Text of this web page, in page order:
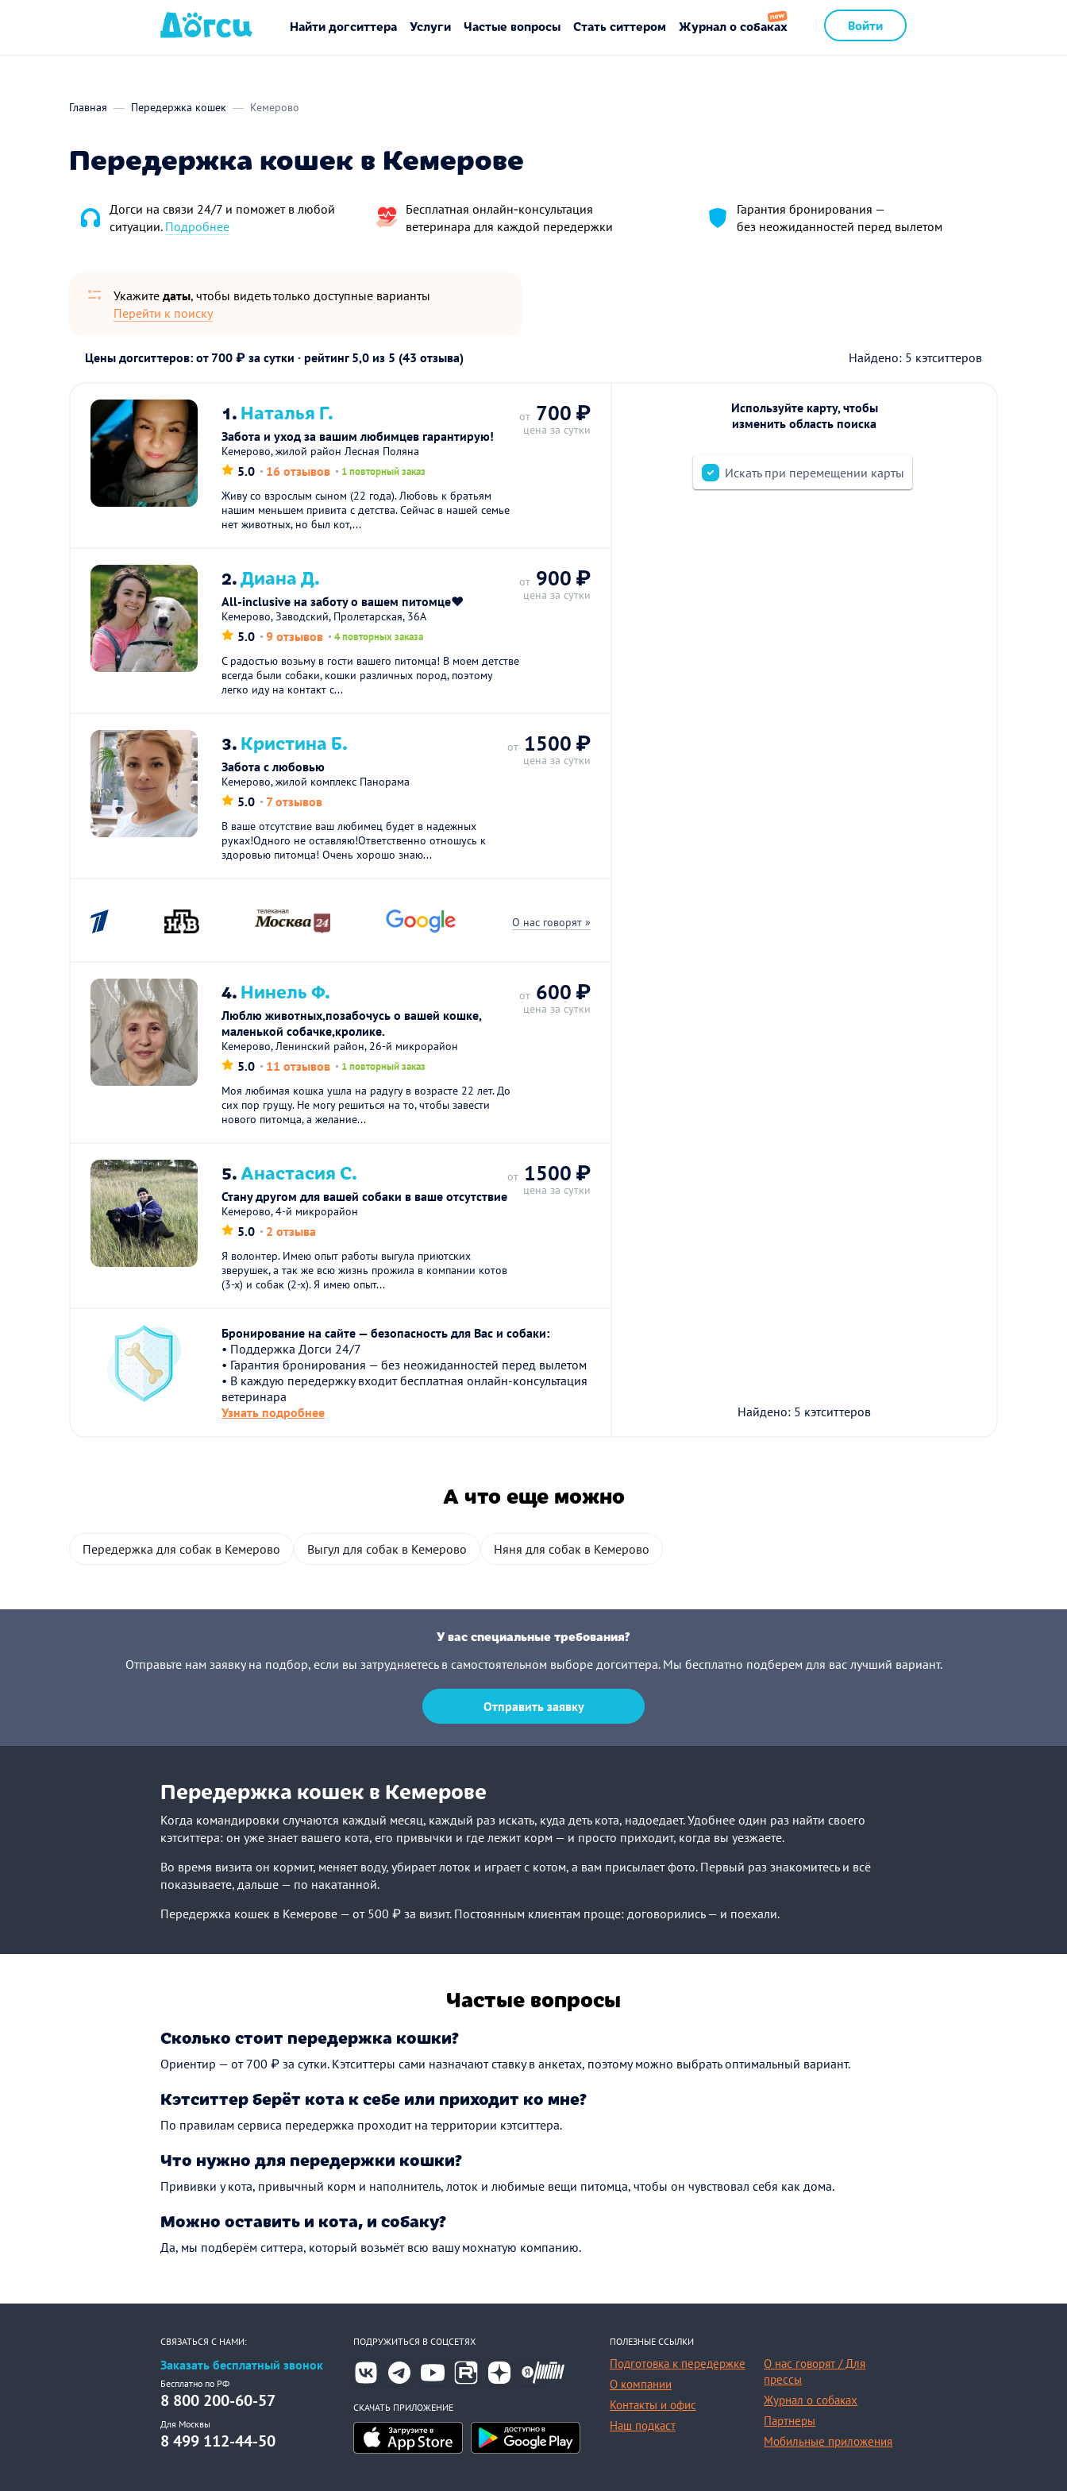
Войти
Найти догситтера Услуги Частые вопросы Стать ситтером Журнал о собаках
Главная Передержка кошек Кемерово
Передержка кошек в Кемерове
Догси на связи 24/7 и поможет в любой
ситуации. Подробнее
Бесплатная онлайн‑консультация
ветеринара для каждой передержки
Гарантия бронирования —
без неожиданностей перед вылетом
Укажите даты, чтобы видеть только доступные варианты
Перейти к поиску
Цены догситтеров: от 700 ₽ за сутки · рейтинг 5,0 из 5 (43 отзыва) Найдено: 5 кэтситтеров
1.Наталья Г.
Забота и уход за вашим любимцев гарантирую!
Кемерово, жилой район Лесная Поляна
5.0 16 отзывов 1 повторный заказ
Живу со взрослым сыном (22 года). Любовь к братьям
нашим меньшем привита с детства. Сейчас в нашей семье
нет животных, но был кот,...
от 700 ₽
цена за сутки
2.Диана Д.
All-inclusive на заботу о вашем питомце❤️
Кемерово, Заводский, Пролетарская, 36А
5.0 9 отзывов 4 повторных заказа
С радостью возьму в гости вашего питомца! В моем детстве
всегда были собаки, кошки различных пород, поэтому
легко иду на контакт с...
от 900 ₽
цена за сутки
3.Кристина Б.
Забота с любовью
Кемерово, жилой комплекс Панорама
5.0 7 отзывов
В ваше отсутствие ваш любимец будет в надежных
руках!Одного не оставляю!Ответственно отношусь к
здоровью питомца! Очень хорошо знаю...
от 1500 ₽
цена за сутки
О нас говорят »
4.Нинель Ф.
Люблю животных,позабочусь о вашей кошке,
маленькой собачке,кролике.
Кемерово, Ленинский район, 26-й микрорайон
5.0 11 отзывов 1 повторный заказ
Моя любимая кошка ушла на радугу в возрасте 22 лет. До
сих пор грущу. Не могу решиться на то, чтобы завести
нового питомца, а желание...
от 600 ₽
цена за сутки
5.Анастасия С.
Стану другом для вашей собаки в ваше отсутствие
Кемерово, 4-й микрорайон
5.0 2 отзыва
Я волонтер. Имею опыт работы выгула приютских
зверушек, а так же всю жизнь прожила в компании котов
(3-х) и собак (2-х). Я имею опыт...
от 1500 ₽
цена за сутки
Бронирование на сайте — безопасность для Вас и собаки:
• Поддержка Догси 24/7
• Гарантия бронирования — без неожиданностей перед вылетом
• В каждую передержку входит бесплатная онлайн-консультация
ветеринара
Узнать подробнее
Используйте карту, чтобы
изменить область поиска
Искать при перемещении карты
Найдено: 5 кэтситтеров
А что еще можно
Передержка для собак в Кемерово Выгул для собак в Кемерово Няня для собак в Кемерово
У вас специальные требования?
Отправьте нам заявку на подбор, если вы затрудняетесь в самостоятельном выборе догситтера. Мы бесплатно подберем для вас лучший вариант.
Отправить заявку
Передержка кошек в Кемерове
Когда командировки случаются каждый месяц, каждый раз искать, куда деть кота, надоедает. Удобнее один раз найти своего
кэтситтера: он уже знает вашего кота, его привычки и где лежит корм — и просто приходит, когда вы уезжаете.
Во время визита он кормит, меняет воду, убирает лоток и играет с котом, а вам присылает фото. Первый раз знакомитесь и всё
показываете, дальше — по накатанной.
Передержка кошек в Кемерове — от 500 ₽ за визит. Постоянным клиентам проще: договорились — и поехали.
Частые вопросы
Сколько стоит передержка кошки?
Ориентир — от 700 ₽ за сутки. Кэтситтеры сами назначают ставку в анкетах, поэтому можно выбрать оптимальный вариант.
Кэтситтер берёт кота к себе или приходит ко мне?
По правилам сервиса передержка проходит на территории кэтситтера.
Что нужно для передержки кошки?
Прививки у кота, привычный корм и наполнитель, лоток и любимые вещи питомца, чтобы он чувствовал себя как дома.
Можно оставить и кота, и собаку?
Да, мы подберём ситтера, который возьмёт всю вашу мохнатую компанию.
СВЯЗАТЬСЯ С НАМИ:
Заказать бесплатный звонок
Бесплатно по РФ
8 800 200-60-57
Для Москвы
8 499 112-44-50
ПОДРУЖИТЬСЯ В СОЦСЕТЯХ
СКАЧАТЬ ПРИЛОЖЕНИЕ
ПОЛЕЗНЫЕ ССЫЛКИ
Подготовка к передержке
О компании
Контакты и офис
Наш подкаст
О нас говорят / Для
прессы
Журнал о собаках
Партнеры
Мобильные приложения